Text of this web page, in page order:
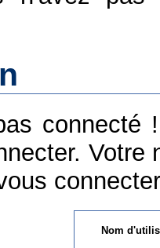
connecté
Nom